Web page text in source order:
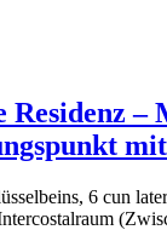
Residenz –
6 cun